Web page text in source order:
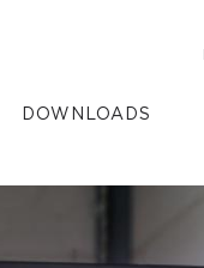
DOWNLOADS